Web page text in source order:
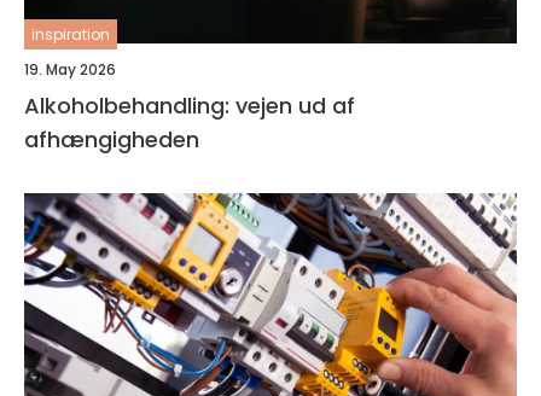
inspiration
19. May 2026
Alkoholbehandling: vejen ud af
afhængigheden